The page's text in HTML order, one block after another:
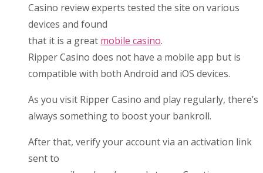
Casino review experts tested the site on various
devices and found
that it is a great mobile casino.
Ripper Casino does not have a mobile app but is
compatible with both Android and iOS devices.
As you visit Ripper Casino and play regularly, there’s
always something to boost your bankroll.
After that, verify your account via an activation link
sent to